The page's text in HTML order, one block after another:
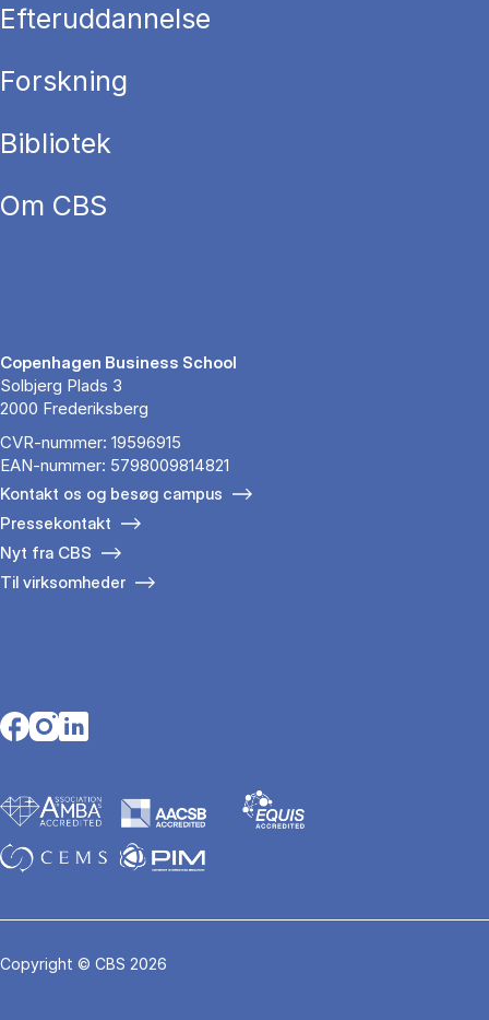
Efteruddannelse
Forskning
Bibliotek
Om CBS
Copenhagen Business School
Solbjerg Plads 3
2000 Frederiksberg
CVR-nummer: 19596915
EAN-nummer: 5798009814821
Kontakt os og besøg campus
Pressekontakt
Nyt fra CBS
Til virksomheder
Opens in a new tab
Opens in a new tab
Opens in a new tab
Copyright © CBS 2026